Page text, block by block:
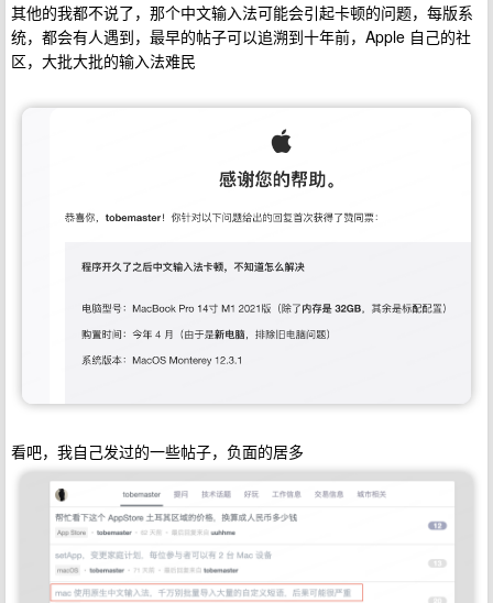
其他的我都不说了，那个中文输入法可能会引起卡顿的问题，每版系
统，都会有人遇到，最早的帖子可以追溯到十年前，Apple 自己的社
区，大批大批的输入法难民
看吧，我自己发过的一些帖子，负面的居多